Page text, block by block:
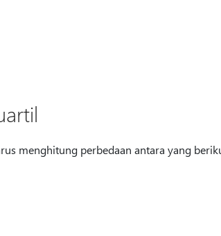
menghitung perbedaan antara yang